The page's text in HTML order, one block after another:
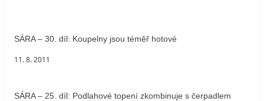
SÁRA – 30. díl: Koupelny jsou téměř hotové
11. 8. 2011
SÁRA – 25. díl: Podlahové topení zkombinuje s čerpadlem